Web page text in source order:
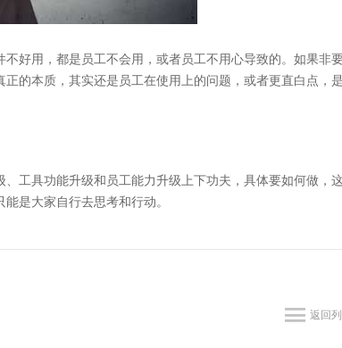
用，都是员工不会用，或者员工不用心导致的。如果非
的本质，其实还是员工在使用上的问题，或者更直白点，
具功能升级和员工能力升级上下功夫，具体要如何做，
是大家自行去思考和行动。
返回